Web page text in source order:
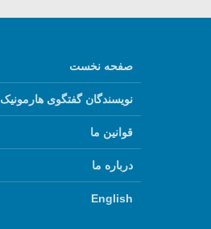
صفحه نخست
نویسندگان گفتگوی هارمونیک
قوانین ما
درباره ما
English